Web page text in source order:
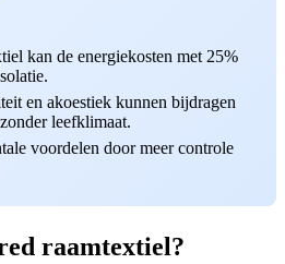
kan de energiekosten met 25%
en akoestiek kunnen bijdragen
leefklimaat.
voordelen door meer controle
raamtextiel?